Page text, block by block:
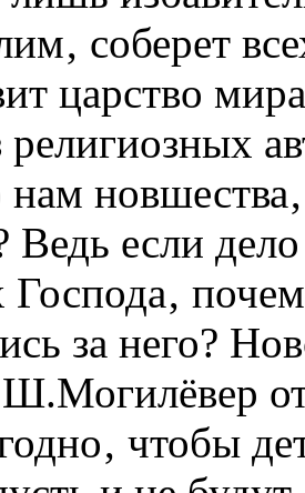
соберет
царство
Ведь если
Господа‚
за него?
чтобы